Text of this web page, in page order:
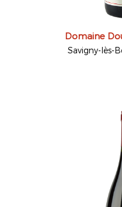
Domaine
Savigny-lès-